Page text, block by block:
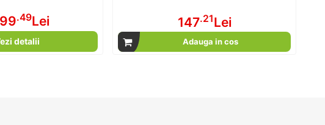
99.49Lei
detalii
147.21Lei
Adauga in cos